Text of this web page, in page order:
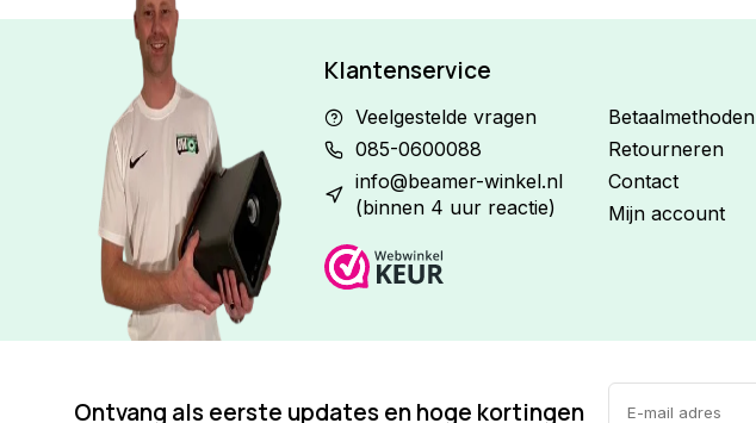
Klantenservice
Veelgestelde vragen
085-0600088
info@beamer-winkel.nl
(binnen 4 uur reactie)
Betaalmethoden
Retourneren
Contact
Mijn account
Ontvang als eerste updates en hoge kortingen